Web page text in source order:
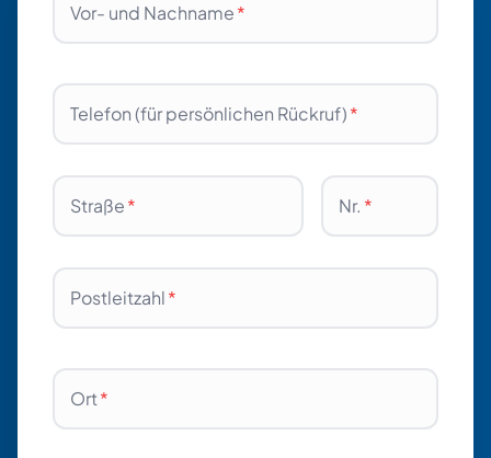
Vor- und Nachname*
Telefon (für persönlichen Rückruf)*
Straße* Nr. *
Postleitzahl*
Ort*